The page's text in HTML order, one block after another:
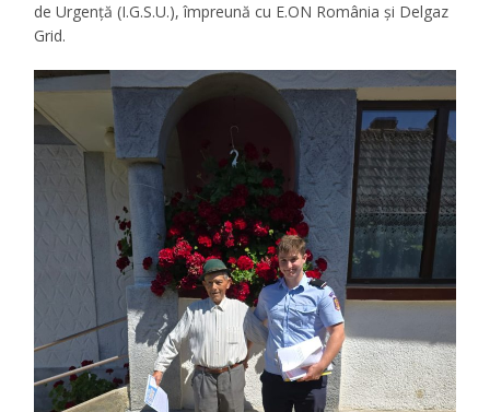
de Urgență (I.G.S.U.), împreună cu E.ON România și Delgaz
Grid.